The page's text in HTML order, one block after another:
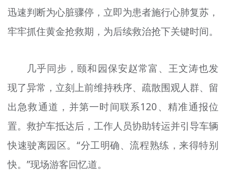
专题
资料库
+
迅速判断为心脏骤停，立即为患者施行心肺复苏，
牢牢抓住黄金抢救期，为后续救治抢下关键时间。
几乎同步，颐和园保安赵常富、王文涛也发
现了异常，立刻上前维持秩序、疏散围观人群、留
出急救通道，并第一时间联系120、精准通报位
置。救护车抵达后，工作人员协助转运并引导车辆
快速驶离园区。“分工明确、流程熟练，来得特别
快。”现场游客回忆道。